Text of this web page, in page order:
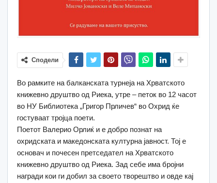
Сподели
Во рамките на балканската турнеја на Хрватското
книжевно друштво од Риека, утре – петок во 12 часот
во НУ Библиотека „Григор Прличев“ во Охрид ќе
гостуваат тројца поети.
Поетот Валерио Орлиќ и е добро познат на
охридската и македонската културна јавност. Тој е
основач и почесен претседател на Хрватското
книжевно друштво од Риека. Зад себе има бројни
награди кои ги добил за своето творештво и овде кај